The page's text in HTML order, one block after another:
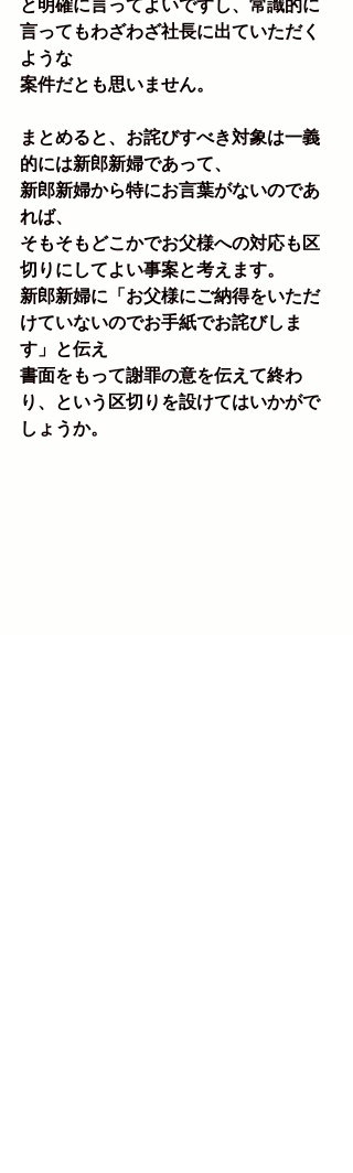
と明確に言ってよいですし、常識的に
言ってもわざわざ社長に出ていただく
ような
案件だとも思いません。
まとめると、お詫びすべき対象は一義
的には新郎新婦であって、
新郎新婦から特にお言葉がないのであ
れば、
そもそもどこかでお父様への対応も区
切りにしてよい事案と考えます。
新郎新婦に「お父様にご納得をいただ
けていないのでお手紙でお詫びしま
す」と伝え
書面をもって謝罪の意を伝えて終わ
り、という区切りを設けてはいかがで
しょうか。